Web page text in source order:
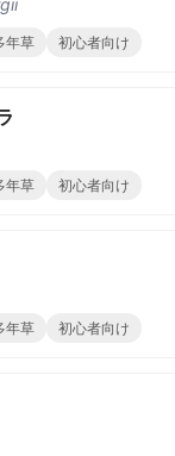
年草 初心者向け
年草 初心者向け
年草 初心者向け